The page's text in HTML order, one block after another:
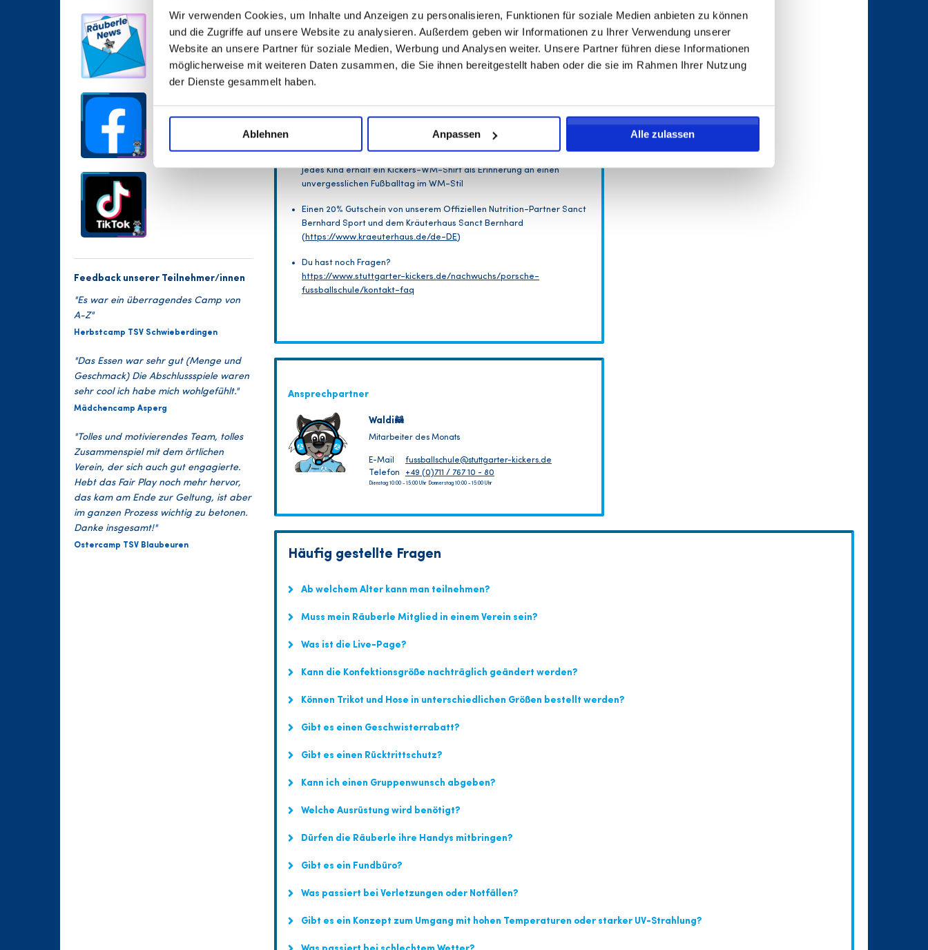
Wir verwenden Cookies, um Inhalte und Anzeigen zu personalisieren, Funktionen für soziale Medien anbieten zu können
und die Zugriffe auf unsere Website zu analysieren. Außerdem geben wir Informationen zu Ihrer Verwendung unserer
Website an unsere Partner für soziale Medien, Werbung und Analysen weiter. Unsere Partner führen diese Informationen
möglicherweise mit weiteren Daten zusammen, die Sie ihnen bereitgestellt haben oder die sie im Rahmen Ihrer Nutzung
der Dienste gesammelt haben.
Ablehnen Anpassen Alle zulassen
Feedback unserer Teilnehmer/innen
"Es war ein überragendes Camp von
A-Z"
Herbstcamp TSV Schwieberdingen
"Das Essen war sehr gut (Menge und
Geschmack) Die Abschlussspiele waren
sehr cool ich habe mich wohlgefühlt."
Mädchencamp Asperg
"Tolles und motivierendes Team, tolles
Zusammenspiel mit dem örtlichen
Verein, der sich auch gut engagierte.
Hebt das Fair Play noch mehr hervor,
das kam am Ende zur Geltung, ist aber
im ganzen Prozess wichtig zu betonen.
Danke insgesamt!"
Ostercamp TSV Blaubeuren
Kleine Spiele und koordinative Übungen fördern die Beweglichkeit,
Schnelligkeit und das Ballgefühl der Kinder
Verpflegung:
Trinken gibt es beim WM-Camp nicht und bitten daher die Eltern
ihren Räuberle genügend Trinken mitzugeben.
Jedes Kind erhält ein Kickers-WM-Shirt als Erinnerung an einen
unvergesslichen Fußballtag im WM-Stil
Einen 20% Gutschein von unserem Offiziellen Nutrition-Partner Sanct
Bernhard Sport und dem Kräuterhaus Sanct Bernhard
(https://www.kraeuterhaus.de/de-DE)
Du hast noch Fragen?
https://www.stuttgarter-kickers.de/nachwuchs/porsche-
fussballschule/kontakt-faq
Ansprechpartner
Waldi🦝
Mitarbeiter des Monats
E-Mail
fussballschule@stuttgarter-kickers.de
Telefon
+49 (0)711 / 767 10 - 80
Dienstag 10:00 - 15:00 Uhr Donnerstag 10:00 - 15:00 Uhr
Häufig gestellte Fragen
Ab welchem Alter kann man teilnehmen?
Muss mein Räuberle Mitglied in einem Verein sein?
Was ist die Live-Page?
Kann die Konfektionsgröße nachträglich geändert werden?
Können Trikot und Hose in unterschiedlichen Größen bestellt werden?
Gibt es einen Geschwisterrabatt?
Gibt es einen Rücktrittschutz?
Kann ich einen Gruppenwunsch abgeben?
Welche Ausrüstung wird benötigt?
Dürfen die Räuberle ihre Handys mitbringen?
Gibt es ein Fundbüro?
Was passiert bei Verletzungen oder Notfällen?
Gibt es ein Konzept zum Umgang mit hohen Temperaturen oder starker UV-Strahlung?